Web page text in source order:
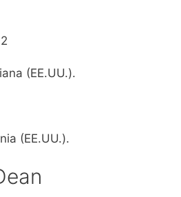
(EE.UU.).
(EE.UU.).